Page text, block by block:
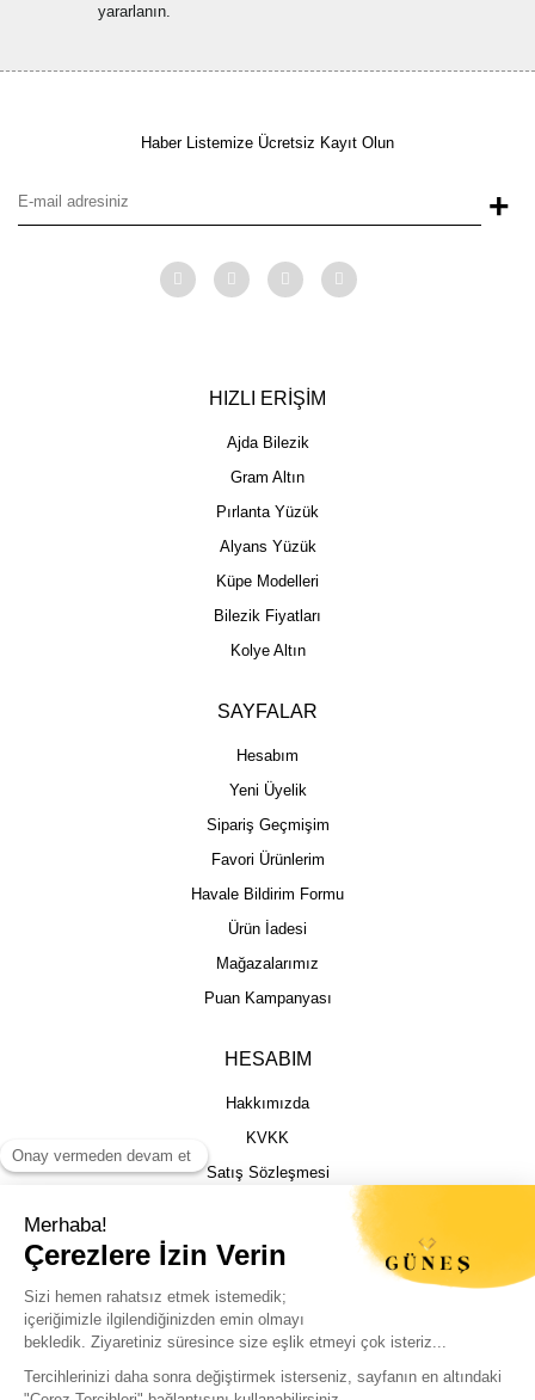
Sizin için en iyi deneyimi sunmak adına
yararlanın.
Haber Listemize Ücretsiz Kayıt Olun
+
HIZLI ERİŞİM
Ajda Bilezik
Gram Altın
Pırlanta Yüzük
Alyans Yüzük
Küpe Modelleri
Bilezik Fiyatları
Kolye Altın
SAYFALAR
Hesabım
Yeni Üyelik
Sipariş Geçmişim
Favori Ürünlerim
Havale Bildirim Formu
Ürün İadesi
Mağazalarımız
Puan Kampanyası
HESABIM
Hakkımızda
KVKK
Satış Sözleşmesi
İptal İade Şartları
Kargo Takibi